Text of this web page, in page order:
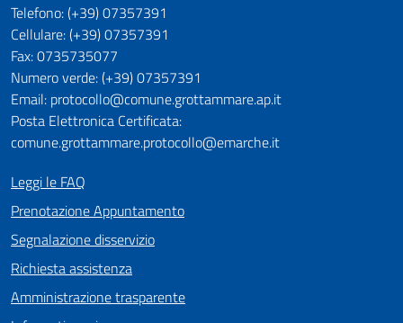
Telefono: (+39) 07357391
Cellulare: (+39) 07357391
Fax: 0735735077
Numero verde: (+39) 07357391
Email: protocollo@comune.grottammare.ap.it
Posta Elettronica Certificata:
comune.grottammare.protocollo@emarche.it
Leggi le FAQ
Prenotazione Appuntamento
Segnalazione disservizio
Richiesta assistenza
Amministrazione trasparente